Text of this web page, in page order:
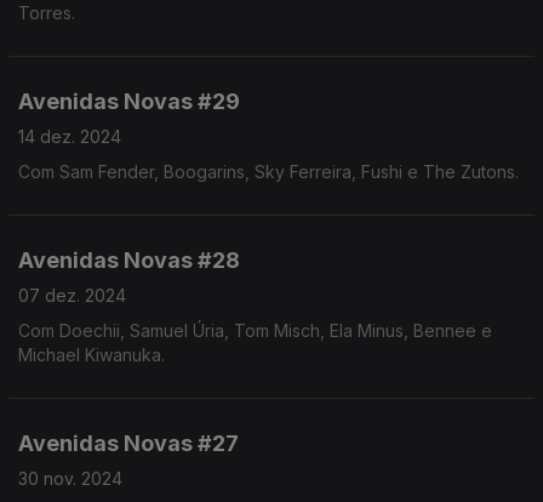
Torres.
Avenidas Novas #29
14 dez. 2024
Com Sam Fender, Boogarins, Sky Ferreira, Fushi e The Zutons.
Avenidas Novas #28
07 dez. 2024
Com Doechii, Samuel Úria, Tom Misch, Ela Minus, Bennee e
Michael Kiwanuka.
Avenidas Novas #27
30 nov. 2024